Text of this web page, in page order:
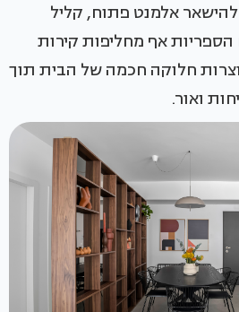
אלמנט פתוח, קליל
הספריות אף מחליפות קירות
חלוקה חכמה של הבית תוך
ואור.